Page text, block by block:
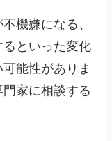
機嫌になる、
といった変化
能性がありま
家に相談する